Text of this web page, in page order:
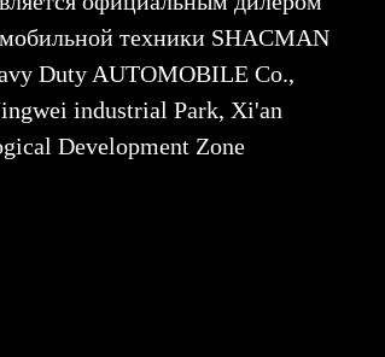
техники SHACMAN
Duty AUTOMOBILE Co.,
industrial Park, Xi'an
Development Zone